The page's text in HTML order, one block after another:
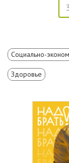
Социально-
Здоровье